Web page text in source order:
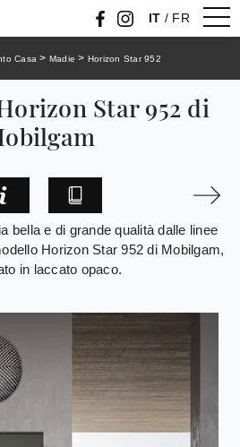
IT / FR
Casa > Madie > Horizon Star 952
Star 952 di
bella e di grande qualità dalle linee
Horizon Star 952 di Mobilgam,
in laccato opaco.